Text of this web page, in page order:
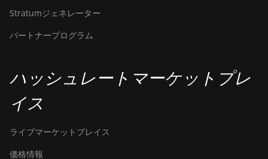
Stratumジェネレーター
パートナープログラム
ハッシュレートマーケットプレ
イス
ライブマーケットプレイス
価格情報